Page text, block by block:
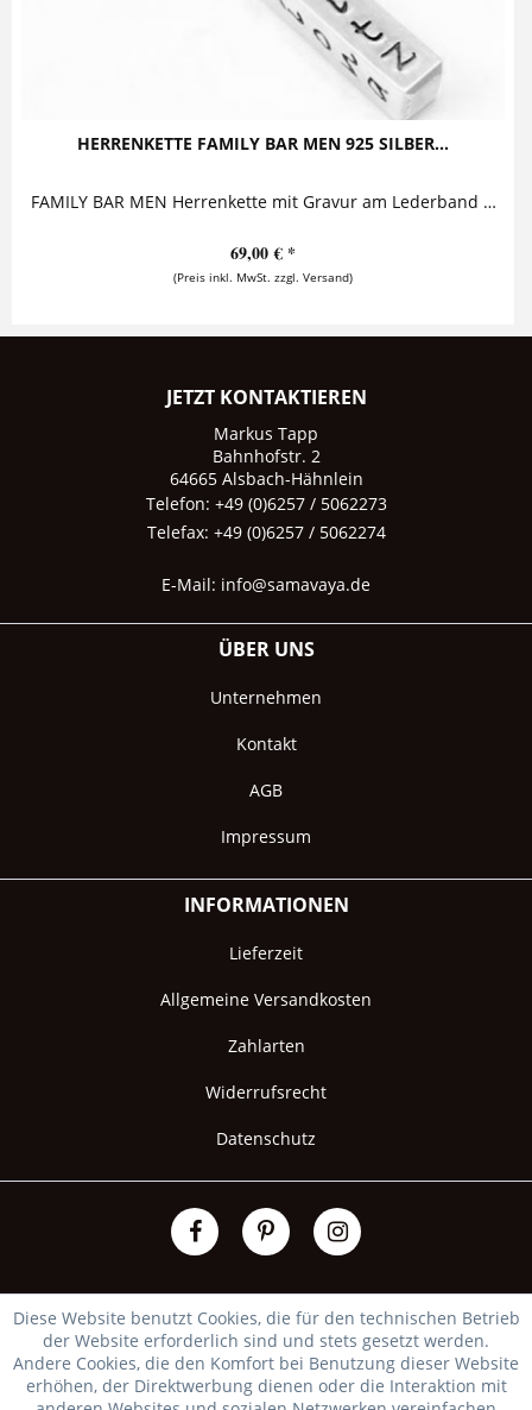
HERRENKETTE FAMILY BAR MEN 925 SILBER...
FAMILY BAR MEN Herrenkette mit Gravur am Lederband Diese stylische Herrenkette mit Gravur besteht aus einem massiven Silberanhänger, auf den...
69,00 € *
(Preis inkl. MwSt. zzgl. Versand)
JETZT KONTAKTIEREN
Markus Tapp
Bahnhofstr. 2
64665 Alsbach-Hähnlein
Telefon: +49 (0)6257 / 5062273
Telefax: +49 (0)6257 / 5062274
E-Mail: info@samavaya.de
ÜBER UNS
Unternehmen
Kontakt
AGB
Impressum
INFORMATIONEN
Lieferzeit
Allgemeine Versandkosten
Zahlarten
Widerrufsrecht
Datenschutz
Diese Website benutzt Cookies, die für den technischen Betrieb
der Website erforderlich sind und stets gesetzt werden.
Andere Cookies, die den Komfort bei Benutzung dieser Website
erhöhen, der Direktwerbung dienen oder die Interaktion mit